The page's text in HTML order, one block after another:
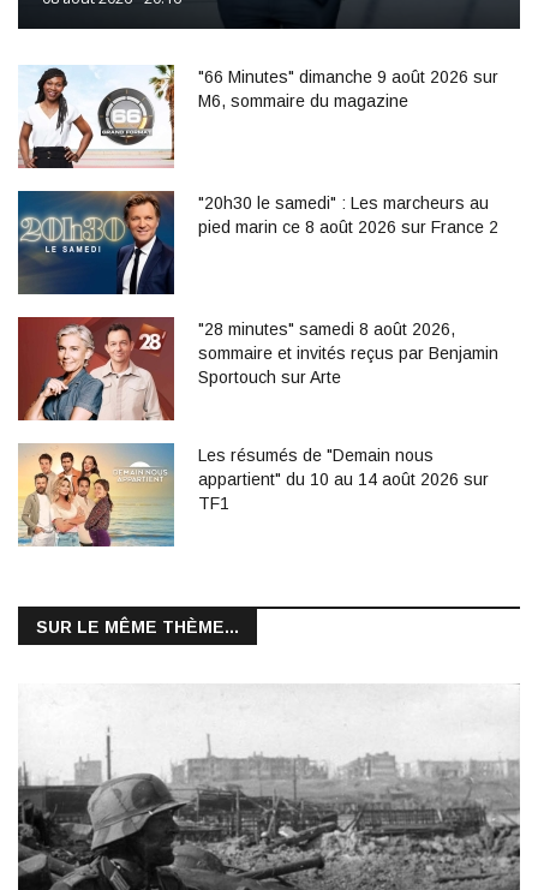
"66 Minutes" dimanche 9 août 2026 sur
M6, sommaire du magazine
"20h30 le samedi" : Les marcheurs au
pied marin ce 8 août 2026 sur France 2
"28 minutes" samedi 8 août 2026,
sommaire et invités reçus par Benjamin
Sportouch sur Arte
Les résumés de "Demain nous
appartient" du 10 au 14 août 2026 sur
TF1
SUR LE MÊME THÈME...